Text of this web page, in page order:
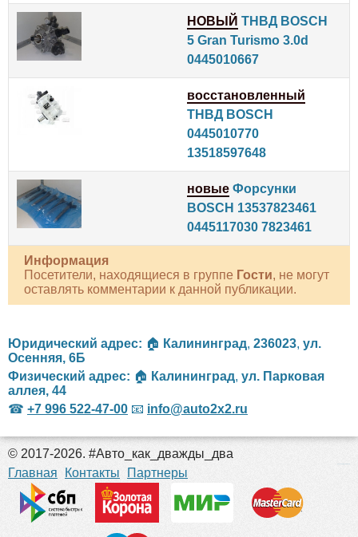
НОВЫЙ ТНВД BOSCH
5 Gran Turismo 3.0d
0445010667
восстановленный
ТНВД BOSCH
0445010770
13518597648
новые Форсунки
BOSCH 13537823461
0445117030 7823461
Информация
Посетители, находящиеся в группе Гости, не могут
оставлять комментарии к данной публикации.
Юридический адрес: 🏠 Калининград, 236023, ул.
Осенняя, 6Б
Физический адрес: 🏠 Калининград, ул. Парковая
аллея, 44
☎ +7 996 522-47-00 📧 info@auto2x2.ru
© 2017-2026. #Авто_как_дважды_два
Главная
Контакты Партнеры